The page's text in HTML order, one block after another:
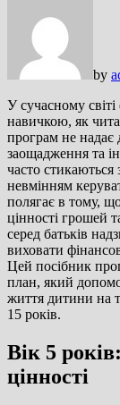
by
У сучасному
навичкою, як
програм не надає
заощадження та
часто
невмінням
полягає в тому,
цінності грошей
серед батьків
виховати
Цей посібник
план, який
життя дитини на
15 років.
Вік 5
цінності